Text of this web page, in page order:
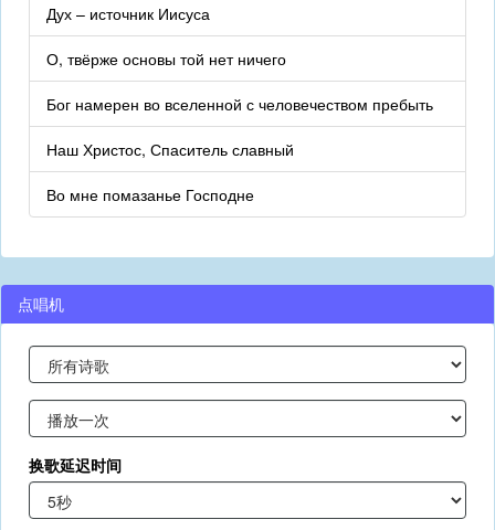
Дух – источник Иисуса
О, твёрже основы той нет ничего
Бог намерен во вселенной с человечеством пребыть
Наш Христос, Спаситель славный
Во мне помазанье Господне
点唱机
换歌延迟时间